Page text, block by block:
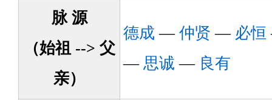
脉 源
（始祖 --> 父
亲）
德成 — 仲贤 — 必恒
— 思诚 — 良有